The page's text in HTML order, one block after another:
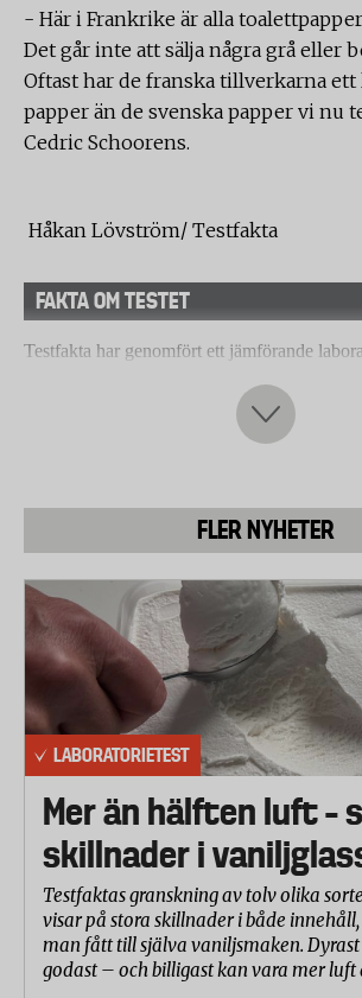
- Här i Frankrike är alla
Det går inte att sälja några grå eller
Oftast har de franska tillverkarna
papper än de svenska papper vi nu
Cedric Schoorens.
Håkan Lövström/ Testfakta
FAKTA OM TESTET
Testfakta har genomfört ett jämförande
olika toalettpapper på den svenska
det franska oberoende laboratoriet SGS i
ICA SKONA
Floralys
Fixa
Serla Smart
Lambi
Favorit
Edet Extra
Lotus Classic
FLER NYHETER
LABORATORIETEST
Mer än hälften luft –
skillnader i
Testfaktas granskning av tolv olika
visar på stora skillnader i både
man fått till själva vaniljsmaken.
godast – och billigast kan vara mer luft